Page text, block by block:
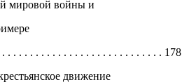
мировой войны и
. . . . . . . . . . . . . . . . . . . . . . . . . . . . 178
движение